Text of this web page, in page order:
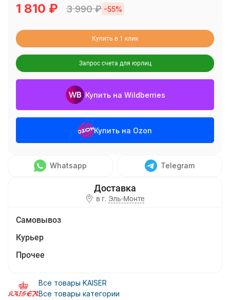
1 810 ₽ 3 990₽ -55%
Купить в 1 клик
Запрос счета для юрлиц
Купить на Wildberries
Купить на Ozon
Whatsapp Telegram
в г. Эль-Монте
Самовывоз
Курьер
Прочее
Все товары KAISER
Все товары категории